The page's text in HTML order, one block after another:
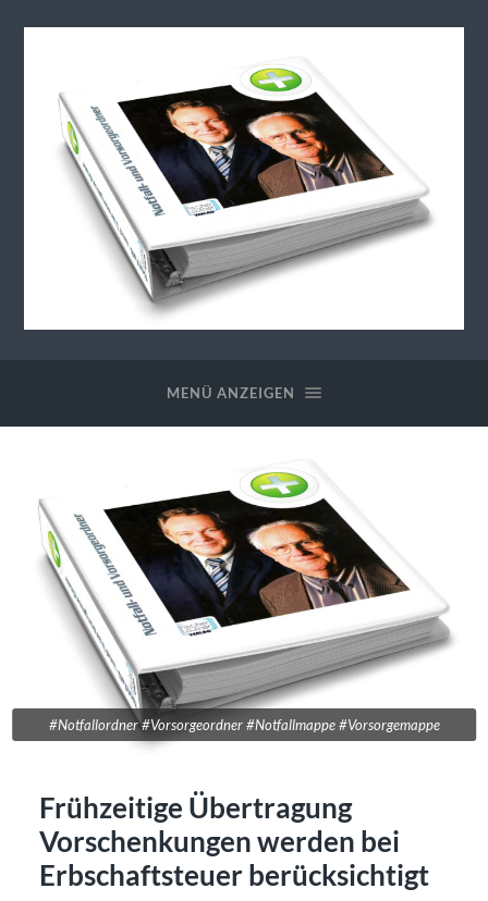
MENÜ ANZEIGEN
#Notfallordner #Vorsorgeordner #Notfallmappe #Vorsorgemappe
Frühzeitige Übertragung
Vorschenkungen werden bei
Erbschaftsteuer berücksichtigt